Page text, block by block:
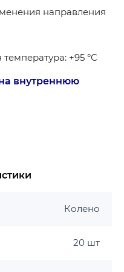
направления
+95 °С
внутреннюю
Колено
20 шт